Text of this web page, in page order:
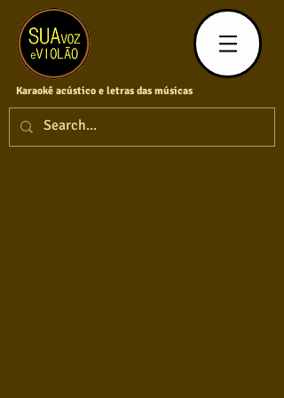
Karaokê acústico e letras das músicas